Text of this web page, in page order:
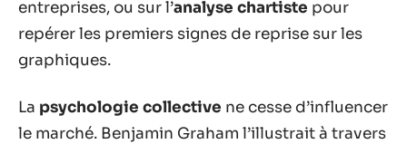
entreprises, ou sur l’analyse chartiste pour
repérer les premiers signes de reprise sur les
graphiques.
La psychologie collective ne cesse d’influencer
le marché. Benjamin Graham l’illustrait à travers